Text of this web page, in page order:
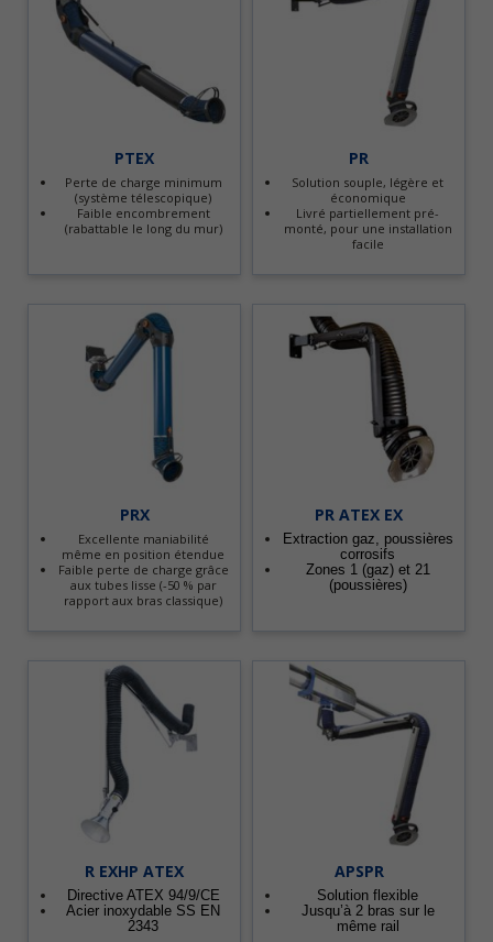
PTEX
Perte de charge minimum
(système télescopique)
Faible encombrement
(rabattable le long du mur)
PR
Solution souple, légère et
économique
Livré partiellement pré-
monté, pour une installation
facile
PRX
Excellente maniabilité
même en position étendue
Faible perte de charge grâce
aux tubes lisse (-50 % par
rapport aux bras classique)
PR ATEX EX
Extraction gaz, poussières
corrosifs
Zones 1 (gaz) et 21
(poussières)
R EXHP ATEX
Directive ATEX 94/9/CE
Acier inoxydable SS EN
2343
APSPR
Solution flexible
Jusqu’à 2 bras sur le
même rail